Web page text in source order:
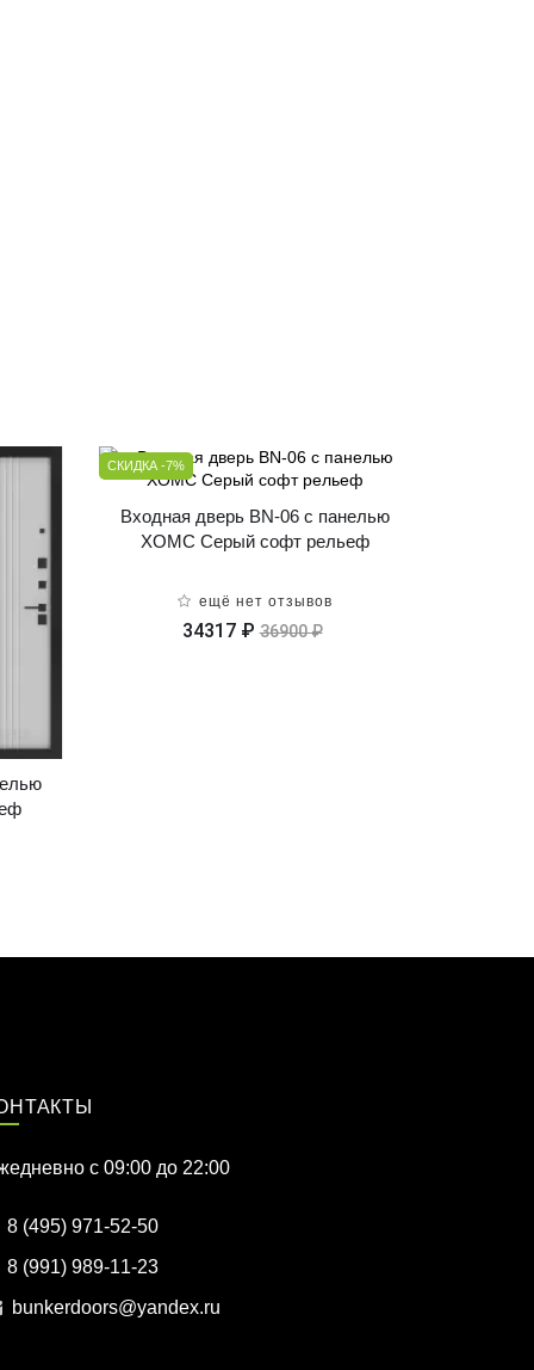
СКИДКА -7%
Входная дверь BN-06 с панелью
ХОМС Серый софт рельеф
ещё нет отзывов
34317 ₽ 36900 ₽
c 09:00 до 22:00
8 (495) 971-52-50
8 (991) 989-11-23
bunkerdoors@yandex.ru